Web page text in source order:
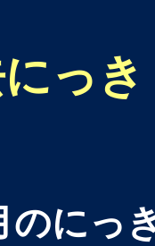
っき
にっ